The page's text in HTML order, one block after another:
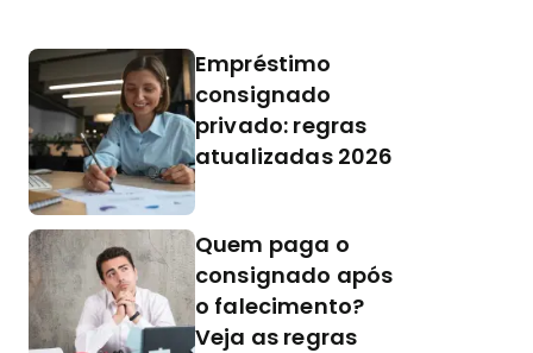
Empréstimo
consignado
privado: regras
atualizadas 2026
Quem paga o
consignado após
o falecimento?
Veja as regras